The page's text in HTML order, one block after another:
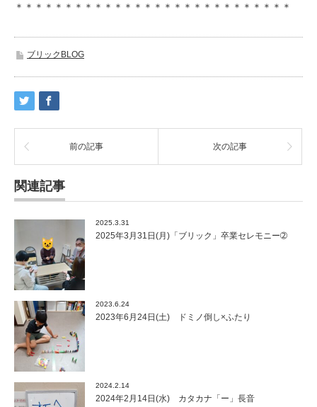
＊＊＊＊＊＊＊＊＊＊＊＊＊＊＊＊＊＊＊＊＊＊＊＊＊＊＊＊
ブリックBLOG
前の記事 次の記事
関連記事
2025.3.31
2025年3月31日(月)「ブリック」卒業セレモニー➁
2023.6.24
2023年6月24日(土) ドミノ倒し×ふたり
2024.2.14
2024年2月14日(水) カタカナ「ー」長音